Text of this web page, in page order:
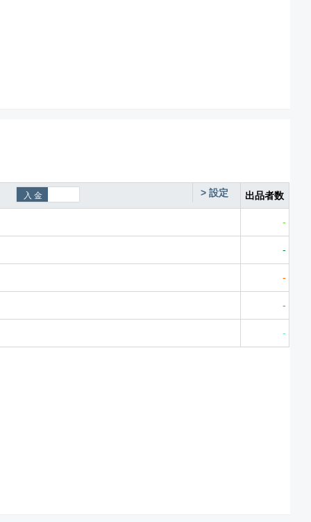
> 設定 出品者数
-
-
-
-
-